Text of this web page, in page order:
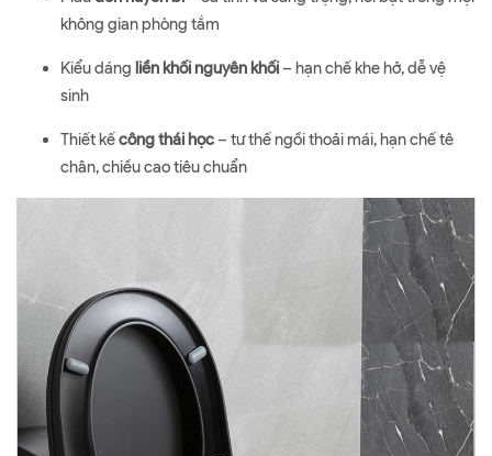
không gian phòng tắm
Kiểu dáng liền khối nguyên khối– hạn chế khe hở, dễ vệ
sinh
Thiết kếcông thái học– tư thế ngồi thoải mái, hạn chế tê
chân, chiều cao tiêu chuẩn